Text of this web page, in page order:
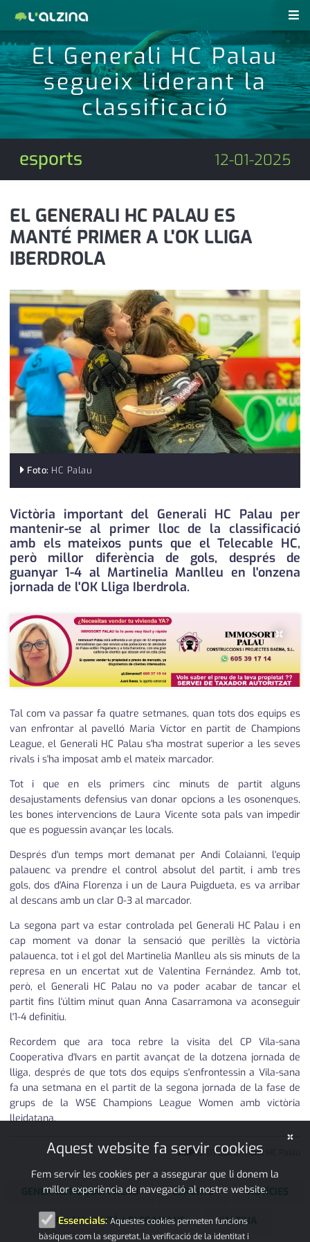
notícies
últimes notícies
activitats
agenda
empresa
esports
medi ambient
opinió
política
promo serveis
reportatge
societat
successos
urbanisme
editorial
revistes pdf
anunciants
contacte
telèfons
calendari
El Generali HC Palau
segueix liderant la
classificació
esports 12-01-2025
EL GENERALI HC PALAU ES
MANTÉ PRIMER A L'OK LLIGA
IBERDROLA
Foto: HC Palau
Victòria important del Generali HC Palau per
mantenir-se al primer lloc de la classificació
amb els mateixos punts que el Telecable HC,
però millor diferència de gols, després de
guanyar 1-4 al Martinelia Manlleu en l'onzena
jornada de l'OK Lliga Iberdrola.
×
Tal com va passar fa quatre setmanes, quan tots dos equips es
van enfrontar al pavelló Maria Víctor en partit de Champions
League, el Generali HC Palau s'ha mostrat superior a les seves
rivals i s'ha imposat amb el mateix marcador.
Tot i que en els primers cinc minuts de partit alguns
desajustaments defensius van donar opcions a les osonenques,
les bones intervencions de Laura Vicente sota pals van impedir
que es poguessin avançar les locals.
Després d'un temps mort demanat per Andi Colaianni, l'equip
palauenc va prendre el control absolut del partit, i amb tres
gols, dos d'Aina Florenza i un de Laura Puigdueta, es va arribar
al descans amb un clar 0-3 al marcador.
La segona part va estar controlada pel Generali HC Palau i en
cap moment va donar la sensació que perillès la victòria
palauenca, tot i el gol del Martinelia Manlleu als sis minuts de la
represa en un encertat xut de Valentina Fernández. Amb tot,
però, el Generali HC Palau no va poder acabar de tancar el
partit fins l'últim minut quan Anna Casarramona va aconseguir
l'1-4 definitiu.
Recordem que ara toca rebre la visita del CP Vila-sana
Cooperativa d'Ivars en partit avançat de la dotzena jornada de
lliga, després de que tots dos equips s'enfrontessin a Vila-sana
fa una setmana en el partit de la segona jornada de la fase de
grups de la WSE Champions League Women amb victòria
lleidatana.
JMP12• 01•2025|Font:
GENERALI HOQUEI PALAU ESPORTS NOTÍCIES
PALAU-SOLITÀ I PLEGAMANS L'ALZINA
×
Aquest website fa servir cookies
Fem servir les cookies per a assegurar que li donem la
millor experiència de navegació al nostre website.
Essencials: Aquestes cookies permeten funcions
bàsiques com la seguretat, la verificació de la identitat i